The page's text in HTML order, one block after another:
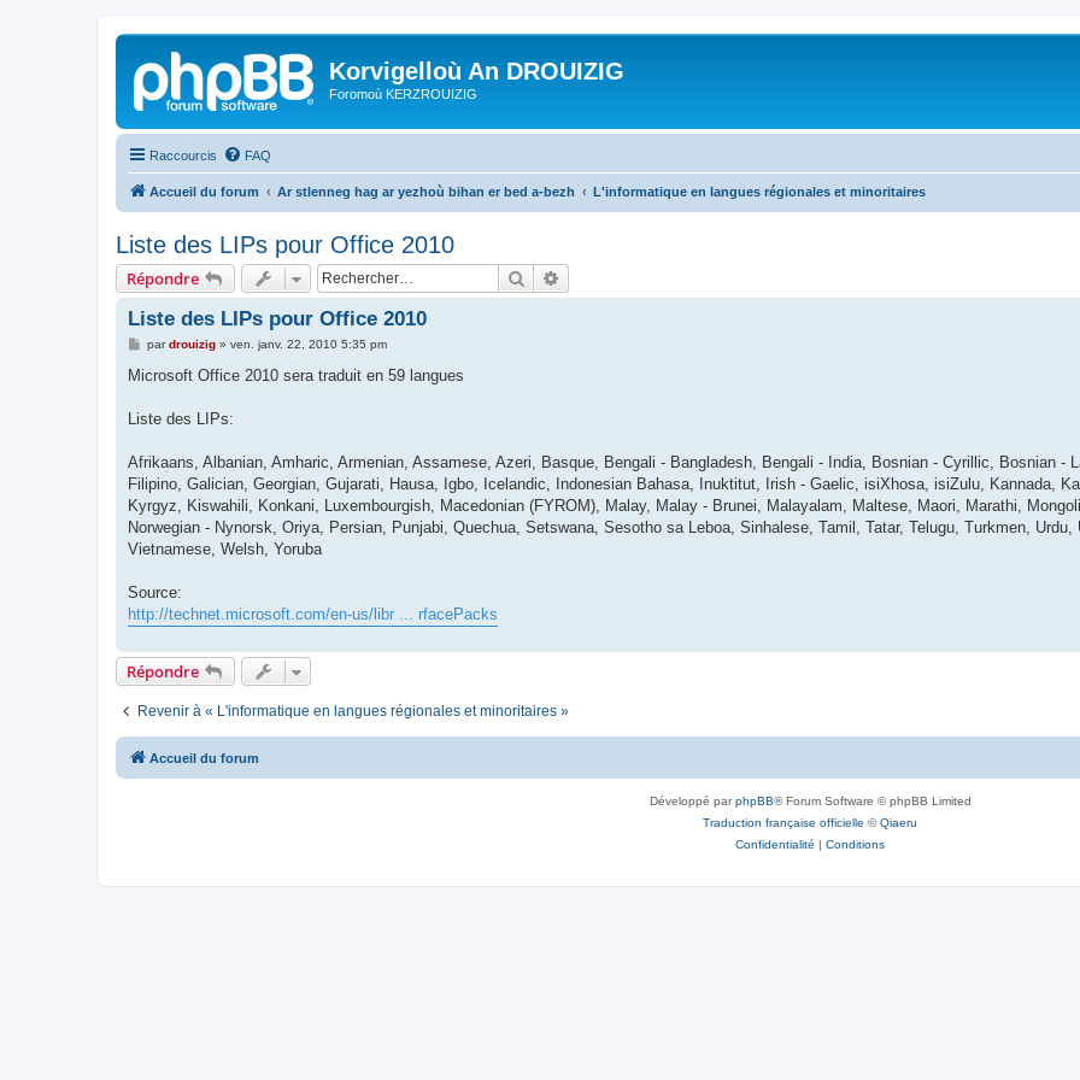
Korvigelloù An DROUIZIG
Foromoù KERZROUIZIG
Raccourcis FAQ
Accueil du forum Ar stlenneg hag ar yezhoù bihan er bed a-bezh L'informatique en langues régionales et minoritaires
Liste des LIPs pour Office 2010
Répondre Rechercher
Liste des LIPs pour Office 2010
M
s
g
pardrouizig» ven. janv. 22, 2010 5:35 pm
Microsoft Office 2010 sera traduit en 59 langues
Liste des LIPs:
Afrikaans, Albanian, Amharic, Armenian, Assamese, Azeri, Basque, Bengali - Bangladesh, Bengali - India, Bosnian - Cyrillic, Bosnian -
Filipino, Galician, Georgian, Gujarati, Hausa, Igbo, Icelandic, Indonesian Bahasa, Inuktitut, Irish - Gaelic, isiXhosa, isiZulu, Kannada,
Kyrgyz, Kiswahili, Konkani, Luxembourgish, Macedonian (FYROM), Malay, Malay - Brunei, Malayalam, Maltese, Maori, Marathi,
Norwegian - Nynorsk, Oriya, Persian, Punjabi, Quechua, Setswana, Sesotho sa Leboa, Sinhalese, Tamil, Tatar, Telugu, Turkmen, Urdu,
Vietnamese, Welsh, Yoruba
Source:
http://technet.microsoft.com/en-us/libr ... rfacePacks
Répondre
Revenir à « L'informatique en langues régionales et minoritaires »
Accueil du forum
Développé parphpBB® Forum Software © phpBB Limited
Traduction française officielle ©Qiaeru
Confidentialité | Conditions